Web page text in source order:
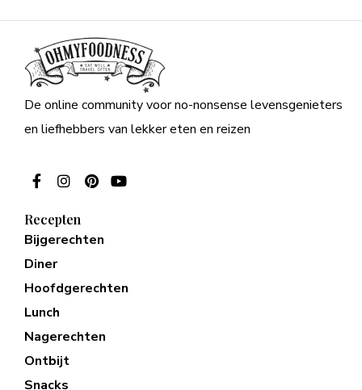
De online community voor no-nonsense levensgenieters
en liefhebbers van lekker eten en reizen
Recepten
Bijgerechten
Diner
Hoofdgerechten
Lunch
Nagerechten
Ontbijt
Snacks